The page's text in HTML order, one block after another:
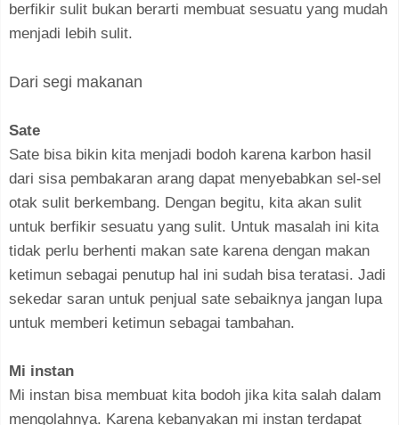
berfikir sulit bukan berarti membuat sesuatu yang mudah
menjadi lebih sulit.
Dari segi makanan
Sate
Sate bisa bikin kita menjadi bodoh karena karbon hasil
dari sisa pembakaran arang dapat menyebabkan sel-sel
otak sulit berkembang. Dengan begitu, kita akan sulit
untuk berfikir sesuatu yang sulit. Untuk masalah ini kita
tidak perlu berhenti makan sate karena dengan makan
ketimun sebagai penutup hal ini sudah bisa teratasi. Jadi
sekedar saran untuk penjual sate sebaiknya jangan lupa
untuk memberi ketimun sebagai tambahan.
Mi instan
Mi instan bisa membuat kita bodoh jika kita salah dalam
mengolahnya. Karena kebanyakan mi instan terdapat